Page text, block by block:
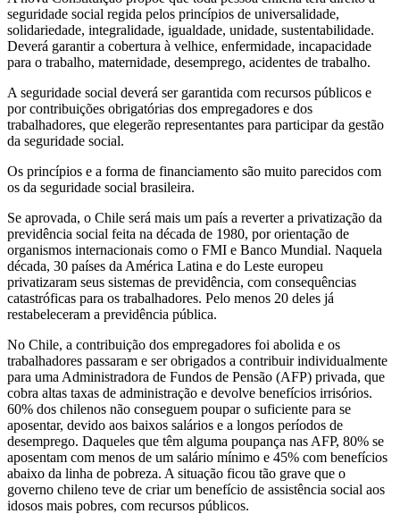
seguridade social regida pelos princípios de universalidade,
solidariedade, integralidade, igualdade, unidade, sustentabilidade.
Deverá garantir a cobertura à velhice, enfermidade, incapacidade
para o trabalho, maternidade, desemprego, acidentes de trabalho.
A seguridade social deverá ser garantida com recursos públicos e
por contribuições obrigatórias dos empregadores e dos
trabalhadores, que elegerão representantes para participar da gestão
da seguridade social.
Os princípios e a forma de financiamento são muito parecidos com
os da seguridade social brasileira.
Se aprovada, o Chile será mais um país a reverter a privatização da
previdência social feita na década de 1980, por orientação de
organismos internacionais como o FMI e Banco Mundial. Naquela
década, 30 países da América Latina e do Leste europeu
privatizaram seus sistemas de previdência, com consequências
catastróficas para os trabalhadores. Pelo menos 20 deles já
restabeleceram a previdência pública.
No Chile, a contribuição dos empregadores foi abolida e os
trabalhadores passaram e ser obrigados a contribuir individualmente
para uma Administradora de Fundos de Pensão (AFP) privada, que
cobra altas taxas de administração e devolve benefícios irrisórios.
60% dos chilenos não conseguem poupar o suficiente para se
aposentar, devido aos baixos salários e a longos períodos de
desemprego. Daqueles que têm alguma poupança nas AFP, 80% se
aposentam com menos de um salário mínimo e 45% com benefícios
abaixo da linha de pobreza. A situação ficou tão grave que o
governo chileno teve de criar um benefício de assistência social aos
idosos mais pobres, com recursos públicos.